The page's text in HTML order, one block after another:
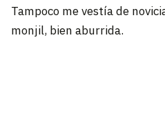
Tampoco me vestía de
monjil, bien aburrida.